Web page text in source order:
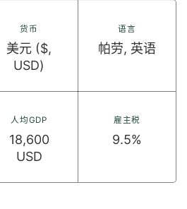
货币
美元 ($,
USD)
语言
帕劳, 英语
人均GDP
18,600
USD
雇主税
9.5%